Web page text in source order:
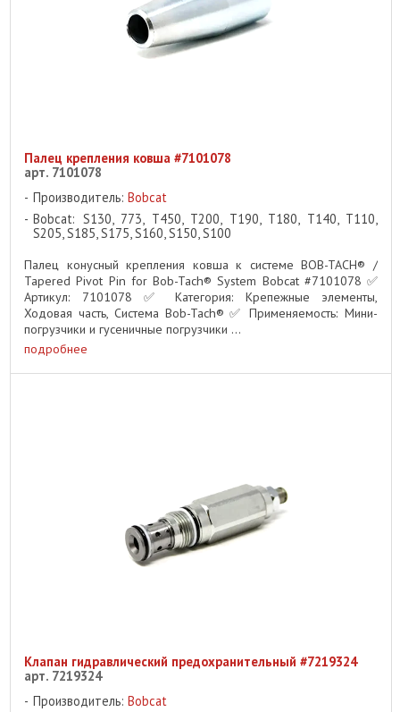
Палец крепления ковша #7101078
арт. 7101078
Производитель: Bobcat
Bobcat: S130, 773, T450, T200, T190, T180, T140, T110,
S205, S185, S175, S160, S150, S100
Палец конусный крепления ковша к системе BOB-TACH® /
Tapered Pivot Pin for Bob-Tach® System Bobcat #7101078 ✅
Артикул: 7101078 ✅ Категория: Крепежные элементы,
Ходовая часть, Система Bob-Tach® ✅ Применяемость: Мини-
погрузчики и гусеничные погрузчики ...
подробнее
Клапан гидравлический предохранительный #7219324
арт. 7219324
Производитель: Bobcat